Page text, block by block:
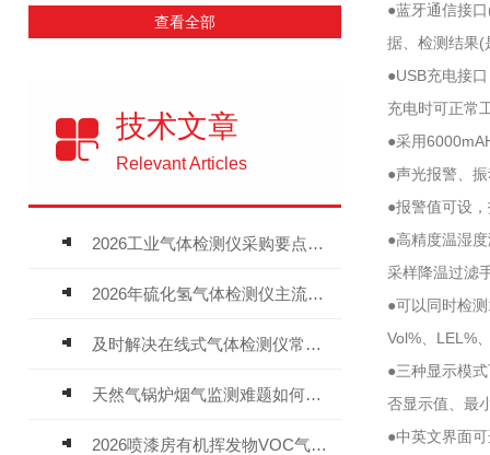
查看全部
技术文章
Relevant Articles
2026工业气体检测仪采购要点：如何分辨固定式、复合、泵吸式检测仪优劣
2026年硫化氢气体检测仪主流品牌盘点及选型硬性要求
及时解决在线式气体检测仪常见问题有助于保障人员安全
天然气锅炉烟气监测难题如何解？
2026喷漆房有机挥发物VOC气体报警仪，选型安装全指南
●蓝牙通信接
据、检测结果(
●USB充电接
充电时可正常
●采用
●声光报警、
●报警值可设
●高精度温湿
采样降温过滤
●可以同时检
Vol%、LEL%
●三种显示模
否显示值、最
●中英文界面